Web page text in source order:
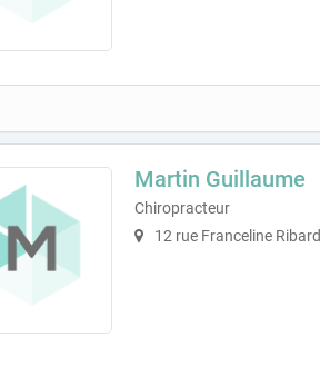
Martin Guillaume
Chiropracteur
12 rue Franceline